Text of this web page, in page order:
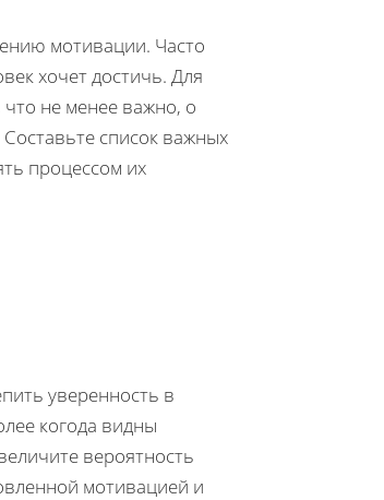
мотивации. Часто
хочет достичь. Для
что не менее важно, о
список важных
процессом их
уверенность в
когода видны
вероятность
мотивацией и